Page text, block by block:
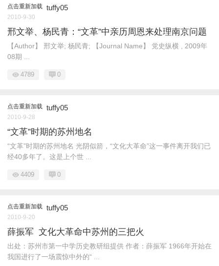
点击重新加载 tuffy05
2010-9-30
邢文举、杨民青：“文革”中亲历周恩来处理南京问题
【Author】 邢文举; 杨民青; 【Journal Name】 党史纵横 , 2009年
08期 ...
4789 0
点击重新加载 tuffy05
2010-9-28
“文革”时期的苏州地名
“文革”时期的苏州地名 光阴似箭，“文化大革命”这一事件离开我们已
经40多年了。这是上个世 ...
4409 0
点击重新加载 tuffy05
2010-9-20
薛振军 文化大革命中苏州的三把火
出处：苏州市第一中学历史教研组提供 作者：薛振军 1966年开始在
我国进行了一场震惊中外的“ ...